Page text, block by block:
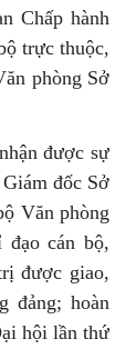
Chấp hành
trực thuộc,
phòng Sở
được sự
đốc Sở
Văn phòng
cán bộ,
được giao,
đảng; hoàn
hội lần thứ